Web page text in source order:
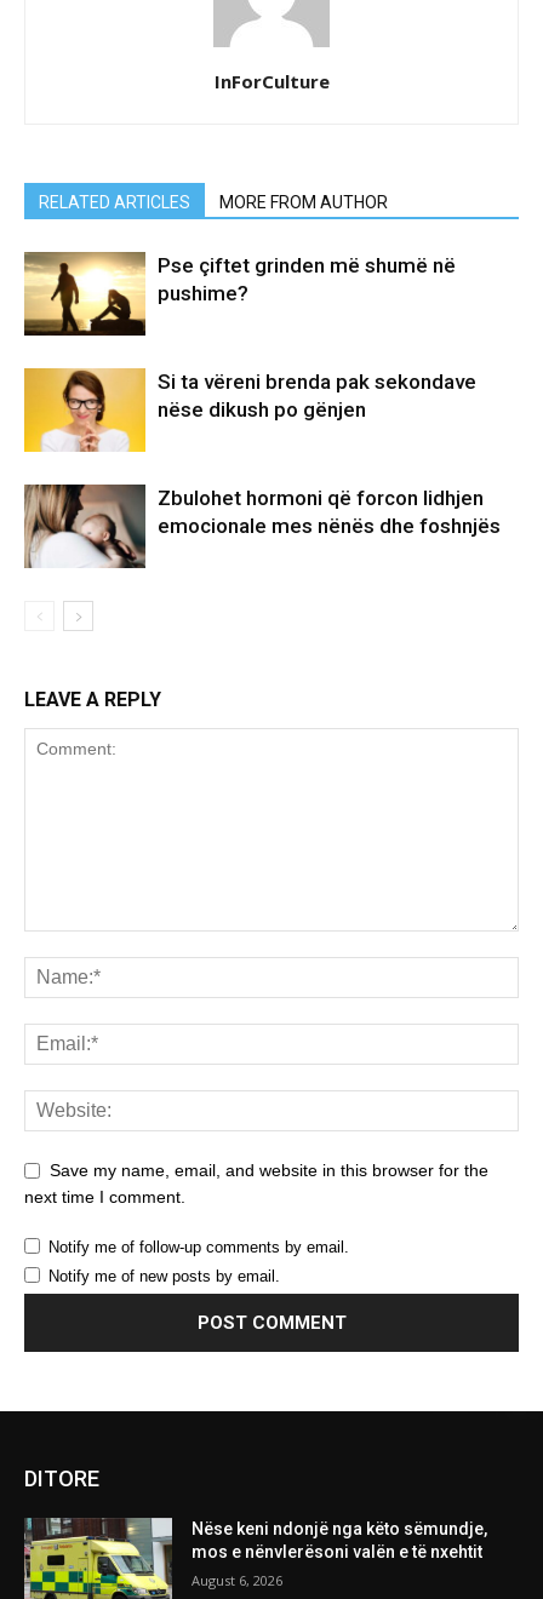
InForCulture
RELATED ARTICLES MORE FROM AUTHOR
Pse çiftet grinden më shumë në
pushime?
Si ta vëreni brenda pak sekondave
nëse dikush po gënjen
Zbulohet hormoni që forcon lidhjen
emocionale mes nënës dhe foshnjës
LEAVE A REPLY
Save my name, email, and website in this browser for the
next time I comment.
Notify me of follow-up comments by email.
Notify me of new posts by email.
DITORE
Nëse keni ndonjë nga këto sëmundje,
mos e nënvlerësoni valën e të nxehtit
August 6, 2026